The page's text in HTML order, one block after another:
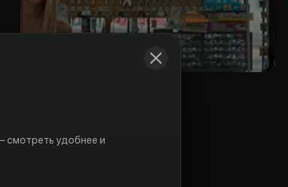
смотреть удобнее и